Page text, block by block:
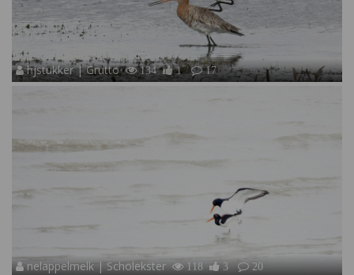
hjstukker | Grutto 134 1 17
nelappelmelk | Scholekster 118 3 20